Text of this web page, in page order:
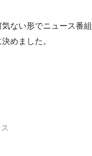
ない形でニュース番組
めました。